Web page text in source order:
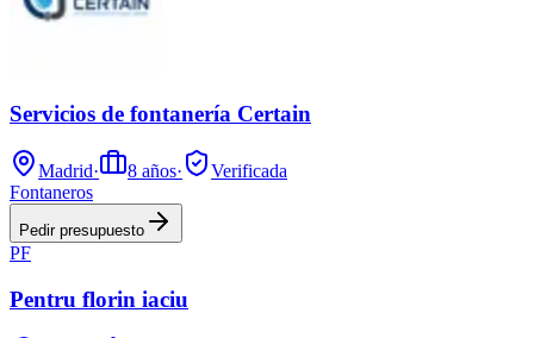
Servicios de fontanería Certain
Madrid· 8 años·
Verificada
Fontaneros
Pedir presupuesto
PF
Pentru florin iaciu